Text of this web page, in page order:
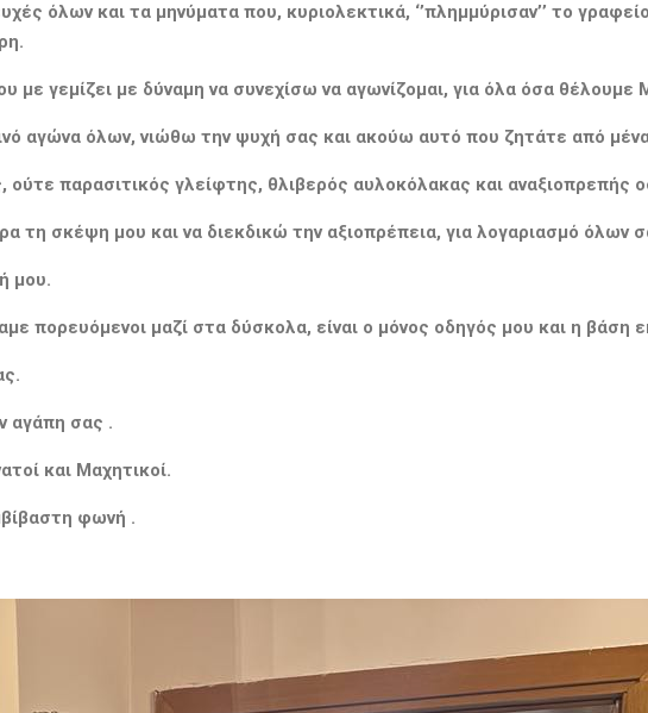
όλων και τα μηνύματα που, κυριολεκτικά, ‘’πλημμύρισαν’’ το
με γεμίζει με δύναμη να συνεχίσω να αγωνίζομαι, για όλα όσα θέλουμε
αγώνα όλων, νιώθω την ψυχή σας και ακούω αυτό που ζητάτε από
ούτε παρασιτικός γλείφτης, θλιβερός αυλοκόλακας και αναξιοπρεπής
σκέψη μου και να διεκδικώ την αξιοπρέπεια, για λογαριασμό όλων
μου.
πορευόμενοι μαζί στα δύσκολα, είναι ο μόνος οδηγός μου και η βάση
αγάπη σας .
και Μαχητικοί.
φωνή .